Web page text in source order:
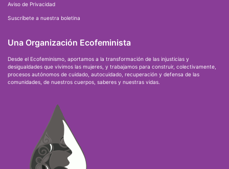
Aviso de Privacidad
Suscríbete a nuestra boletina
Una Organización Ecofeminista
Desde el Ecofeminismo, aportamos a la transformación de las injusticias y
desigualdades que vivimos las mujeres, y trabajamos para construir, colectivamente,
procesos autónomos de cuidado, autocuidado, recuperación y defensa de las
comunidades, de nuestros cuerpos, saberes y nuestras vidas.